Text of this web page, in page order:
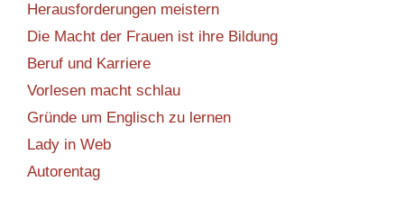
Herausforderungen meistern
Die Macht der Frauen ist ihre Bildung
Beruf und Karriere
Vorlesen macht schlau
Gründe um Englisch zu lernen
Lady in Web
Autorentag